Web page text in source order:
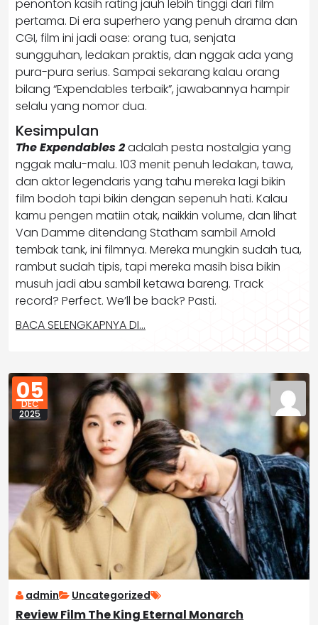
penonton kasih rating jauh lebih tinggi dari film
pertama. Di era superhero yang penuh drama dan
CGI, film ini jadi oase: orang tua, senjata
sungguhan, ledakan praktis, dan nggak ada yang
pura-pura serius. Sampai sekarang kalau orang
bilang “Expendables terbaik”, jawabannya hampir
selalu yang nomor dua.
Kesimpulan
The Expendables 2adalah pesta nostalgia yang
nggak malu-malu. 103 menit penuh ledakan, tawa,
dan aktor legendaris yang tahu mereka lagi bikin
film bodoh tapi bikin dengan sepenuh hati. Kalau
kamu pengen matiin otak, naikkin volume, dan lihat
Van Damme ditendang Statham sambil Arnold
tembak tank, ini filmnya. Mereka mungkin sudah tua,
rambut sudah tipis, tapi mereka masih bisa bikin
musuh jadi abu sambil ketawa bareng. Track
record? Perfect. We’ll be back? Pasti.
BACA SELENGKAPNYA DI…
05
DEC
2025
admin Uncategorized
Review Film The King Eternal Monarch